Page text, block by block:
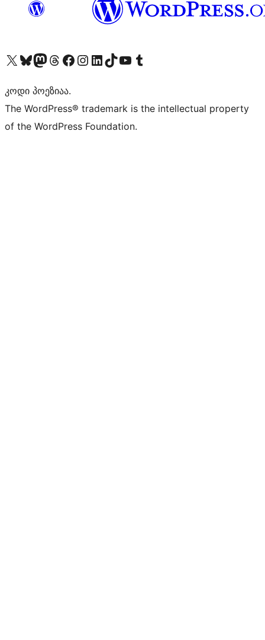
Visit our X (formerly Twitter) account
Visit our Bluesky account
Visit our Mastodon account
Visit our Threads account
Visit our Facebook page
Visit our Instagram account
Visit our LinkedIn account
Visit our TikTok account
Visit our YouTube channel
Visit our Tumblr account
კოდი პოეზიაა.
The WordPress® trademark is the intellectual property
of the WordPress Foundation.